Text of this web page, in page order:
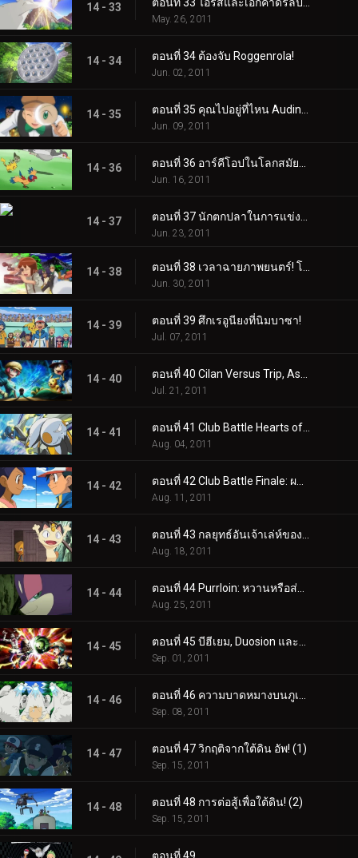
14 - 33
May. 26, 2011
14 - 34 ตอนที่ 34 ต้องจับ Roggenrola!
Jun. 02, 2011
14 - 35
Jun. 09, 2011
14 - 36
Jun. 16, 2011
14 - 37
Jun. 23, 2011
14 - 38
Jun. 30, 2011
14 - 39 ตอนที่ 39 ศึกเรอูนียงที่นิมบาซา!
Jul. 07, 2011
14 - 40
Jul. 21, 2011
14 - 41
Aug. 04, 2011
14 - 42
Aug. 11, 2011
14 - 43
Aug. 18, 2011
14 - 44
Aug. 25, 2011
14 - 45
Sep. 01, 2011
14 - 46
Sep. 08, 2011
14 - 47 ตอนที่ 47 วิกฤติจากใต้ดิน อัพ! (1)
Sep. 15, 2011
14 - 48 ตอนที่ 48 การต่อสู้เพื่อใต้ดิน! (2)
Sep. 15, 2011